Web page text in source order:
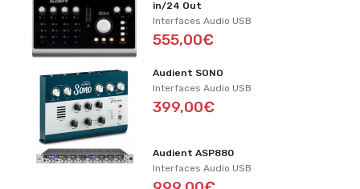
in/24 Out
Interfaces Audio USB
555,00€
Audient SONO
Interfaces Audio USB
399,00€
Audient ASP880
Interfaces Audio USB